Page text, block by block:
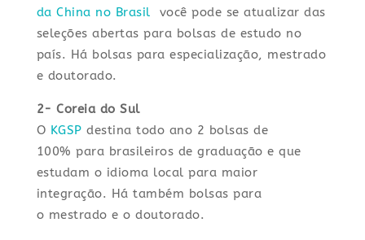
da China no Brasil você pode se atualizar das
seleções abertas para bolsas de estudo no
país. Há bolsas para especialização, mestrado
e doutorado.
2- Coreia do Sul
O KGSP destina todo ano 2 bolsas de
100% para brasileiros de graduação e que
estudam o idioma local para maior
integração. Há também bolsas para
o mestrado e o doutorado.